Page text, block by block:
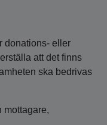
donations- eller
att det finns
ska bedrivas
mottagare,